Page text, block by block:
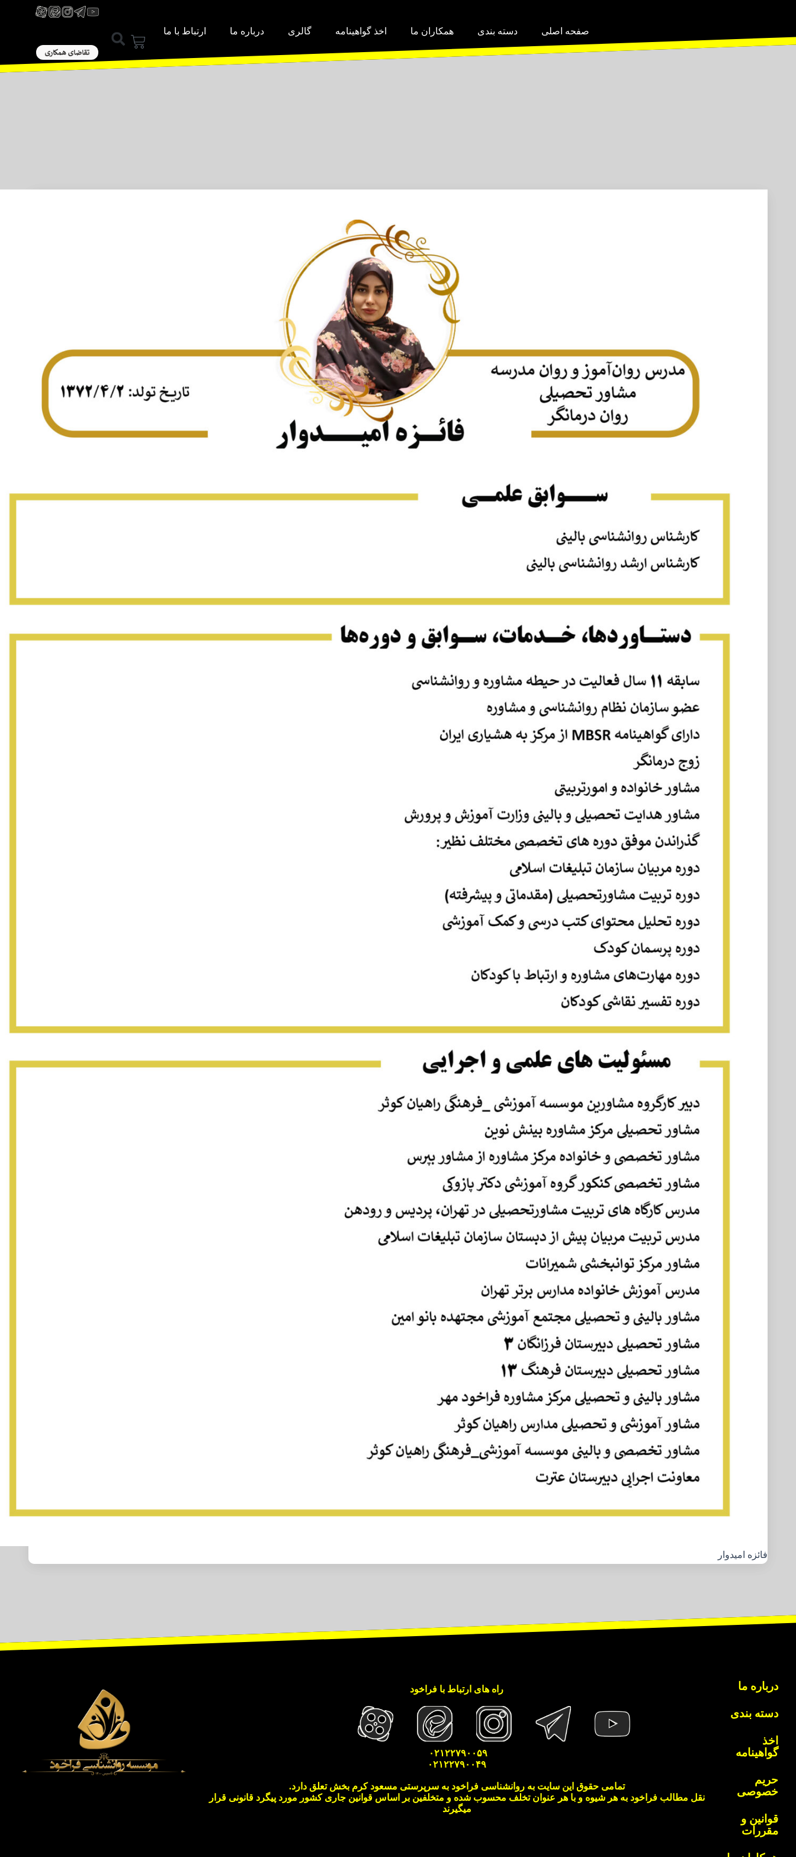
صفحه اصلی دسته بندی همکاران ما اخذ گواهینامه گالری درباره ما ارتباط با ما
فائزه امیدوار
درباره ما
دسته بندی
اخذ
گواهینامه
حریم
خصوصی
قوانین و
مقررات
راه های ارتباط با فراخود
۰۲۱۲۲۷۹۰۰۵۹
۰۲۱۲۲۷۹۰۰۴۹
تمامی حقوق این سایت به روانشناسی فراخود به سرپرستی مسعود کرم بخش تعلق دارد.
نقل مطالب فراخود به هر شیوه و با هر عنوان تخلف محسوب شده و متخلفین بر اساس قوانین جاری کشور مورد پیگرد قانونی قرار
میگیرند